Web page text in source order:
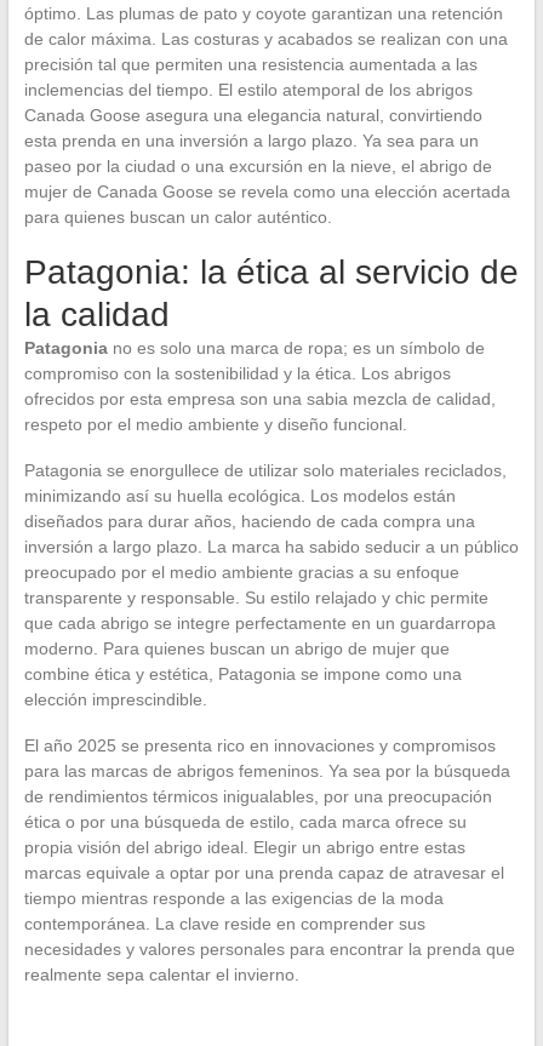
óptimo. Las plumas de pato y coyote garantizan una retención
de calor máxima. Las costuras y acabados se realizan con una
precisión tal que permiten una resistencia aumentada a las
inclemencias del tiempo. El estilo atemporal de los abrigos
Canada Goose asegura una elegancia natural, convirtiendo
esta prenda en una inversión a largo plazo. Ya sea para un
paseo por la ciudad o una excursión en la nieve, el abrigo de
mujer de Canada Goose se revela como una elección acertada
para quienes buscan un calor auténtico.
Patagonia: la ética al servicio de
la calidad
Patagoniano es solo una marca de ropa; es un símbolo de
compromiso con la sostenibilidad y la ética. Los abrigos
ofrecidos por esta empresa son una sabia mezcla de calidad,
respeto por el medio ambiente y diseño funcional.
Patagonia se enorgullece de utilizar solo materiales reciclados,
minimizando así su huella ecológica. Los modelos están
diseñados para durar años, haciendo de cada compra una
inversión a largo plazo. La marca ha sabido seducir a un público
preocupado por el medio ambiente gracias a su enfoque
transparente y responsable. Su estilo relajado y chic permite
que cada abrigo se integre perfectamente en un guardarropa
moderno. Para quienes buscan un abrigo de mujer que
combine ética y estética, Patagonia se impone como una
elección imprescindible.
El año 2025 se presenta rico en innovaciones y compromisos
para las marcas de abrigos femeninos. Ya sea por la búsqueda
de rendimientos térmicos inigualables, por una preocupación
ética o por una búsqueda de estilo, cada marca ofrece su
propia visión del abrigo ideal. Elegir un abrigo entre estas
marcas equivale a optar por una prenda capaz de atravesar el
tiempo mientras responde a las exigencias de la moda
contemporánea. La clave reside en comprender sus
necesidades y valores personales para encontrar la prenda que
realmente sepa calentar el invierno.